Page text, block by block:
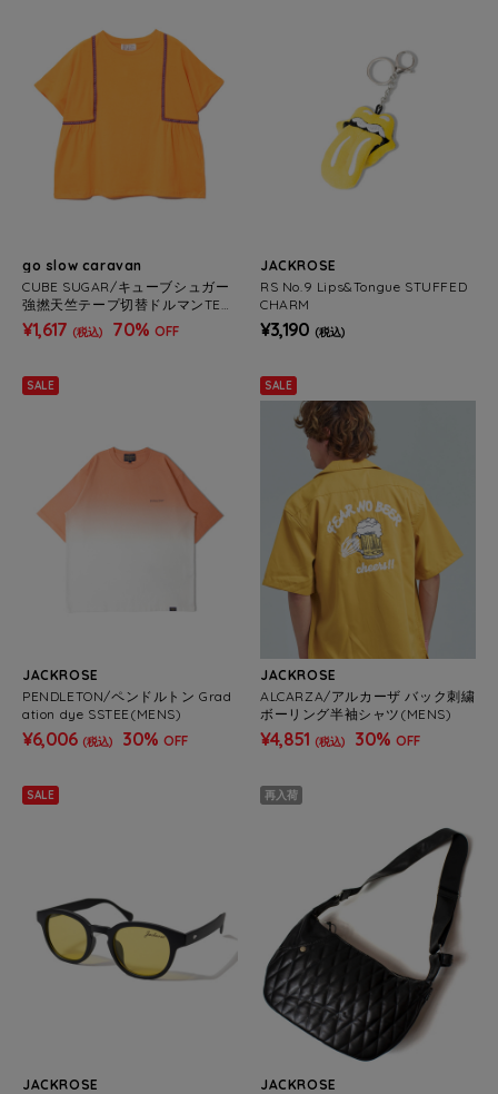
go slow caravan
CUBE SUGAR/キューブシュガー
強撚天竺テープ切替ドルマンTEE
(WOMENS)
¥1,617 (税込) 70% OFF
JACKROSE
RS No.9 Lips&Tongue STUFFED
CHARM
¥3,190 (税込)
SALE
JACKROSE
PENDLETON/ペンドルトン Grad
ation dye SSTEE(MENS)
¥6,006 (税込) 30% OFF
SALE
JACKROSE
ALCARZA/アルカーザ バック刺繍
ボーリング半袖シャツ(MENS)
¥4,851 (税込) 30% OFF
SALE
JACKROSE
再入荷
JACKROSE